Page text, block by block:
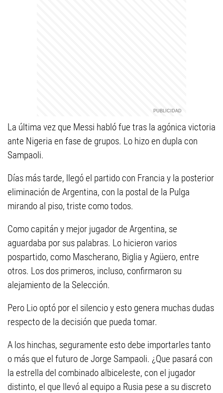
La última vez que Messi habló fue tras la agónica victoria
ante Nigeria en fase de grupos. Lo hizo en dupla con
Sampaoli.
Días más tarde, llegó el partido con Francia y la posterior
eliminación de Argentina, con la postal de la Pulga
mirando al piso, triste como todos.
Como capitán y mejor jugador de Argentina, se
aguardaba por sus palabras. Lo hicieron varios
pospartido, como Mascherano, Biglia y Agüero, entre
otros. Los dos primeros, incluso, confirmaron su
alejamiento de la Selección.
Pero Lio optó por el silencio y esto genera muchas dudas
respecto de la decisión que pueda tomar.
A los hinchas, seguramente esto debe importarles tanto
o más que el futuro de Jorge Sampaoli. ¿Que pasará con
la estrella del combinado albiceleste, con el jugador
distinto, el que llevó al equipo a Rusia pese a su discreto